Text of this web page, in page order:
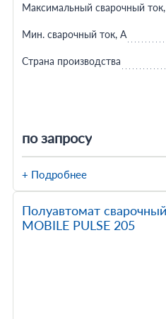
по запросу
Максимальный сварочный
Мин. сварочный ток, А
Страна производства
+ Подробнее
Полуавтомат
MOBILE PULSE 205